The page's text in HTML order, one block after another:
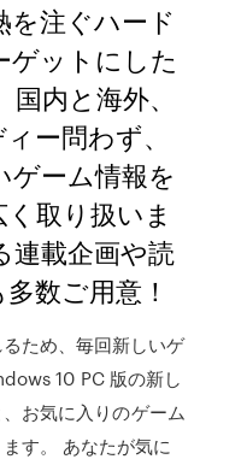
を注ぐハード
ゲットにした
内と海外、
ー問わず、
ゲーム情報を
取り扱いま
連載企画や読
数ご用意！
ため、毎回新しいゲ
10 PC 版の新し
お気に入りのゲーム
す。 あなたが気に